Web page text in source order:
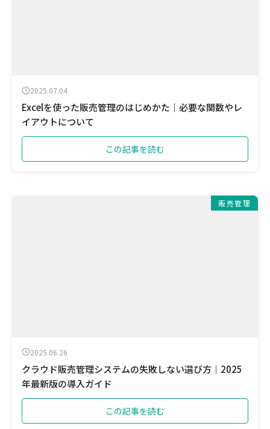
2025.07.04
Excelを使った販売管理のはじめかた｜必要な関数やレ
イアウトについて
この記事を読む
販売管理
2025.06.26
クラウド販売管理システムの失敗しない選び方｜2025
年最新版の導入ガイド
この記事を読む